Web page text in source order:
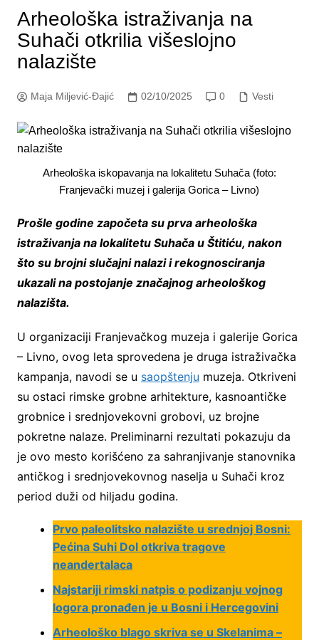
Arheološka istraživanja na
Suhači otkrilia višeslojno
nalazište
Maja Miljević-Đajić 02/10/2025 0 Vesti
Arheološka iskopavanja na lokalitetu Suhača (foto:
Franjevački muzej i galerija Gorica – Livno)
Prošle godine započeta su prva arheološka
istraživanja na lokalitetu Suhača u Štitiću, nakon
što su brojni slučajni nalazi i rekognosciranja
ukazali na postojanje značajnog arheološkog
nalazišta.
U organizaciji Franjevačkog muzeja i galerije Gorica
– Livno, ovog leta sprovedena je druga istraživačka
kampanja, navodi se u saopštenju muzeja. Otkriveni
su ostaci rimske grobne arhitekture, kasnoantičke
grobnice i srednjovekovni grobovi, uz brojne
pokretne nalaze. Preliminarni rezultati pokazuju da
je ovo mesto korišćeno za sahranjivanje stanovnika
antičkog i srednjovekovnog naselja u Suhači kroz
period duži od hiljadu godina.
Prvo paleolitsko nalazište u srednjoj Bosni:
Pećina Suhi Dol otkriva tragove
neandertalaca
Najstariji rimski natpis o podizanju vojnog
logora pronađen je u Bosni i Hercegovini
Arheološko blago skriva se u Skelanima –